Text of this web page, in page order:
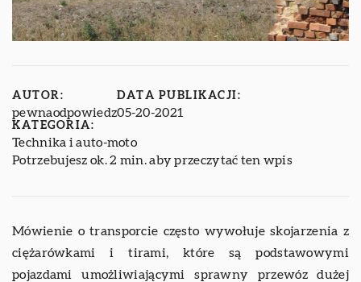
AUTOR:
pewnaodpowiedz
DATA PUBLIKACJI:
05-20-2021
KATEGORIA:
Technika i auto-moto
Potrzebujesz ok. 2 min. aby przeczytać ten wpis
Mówienie o transporcie często wywołuje skojarzenia z
ciężarówkami i tirami, które są podstawowymi
pojazdami umożliwiającymi sprawny przewóz dużej